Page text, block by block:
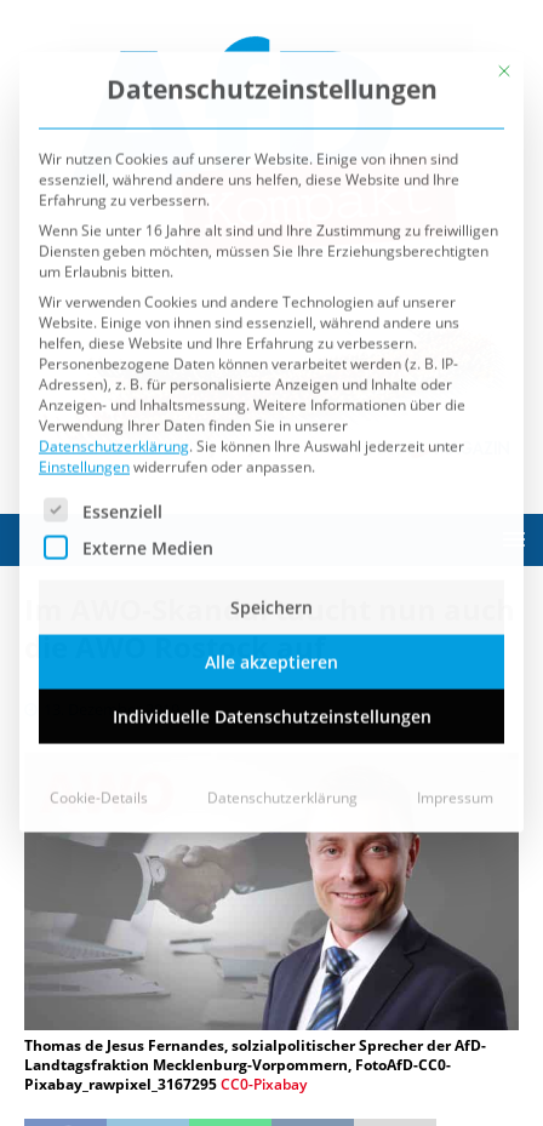
Im AWO-Skandal taucht nun auch
die AWO Rostock auf
13. Dezember 2019
Thomas de Jesus Fernandes, solzialpolitischer Sprecher der AfD-
Landtagsfraktion Mecklenburg-Vorpommern, FotoAfD-CC0-
Pixabay_rawpixel_3167295CC0-Pixabay
Datenschutzeinstellungen
Wir nutzen Cookies auf unserer Website. Einige von ihnen sind
Erfahrung zu verbessern.
Wenn Sie unter 16 Jahre alt sind und Ihre Zustimmung zu freiwilligen
um Erlaubnis bitten.
Wir verwenden Cookies und andere Technologien auf unserer
helfen, diese Website und Ihre Erfahrung zu verbessern.
Personenbezogene Daten können verarbeitet werden (z. B. IP-
Adressen), z. B. für personalisierte Anzeigen und Inhalte oder
Anzeigen- und Inhaltsmessung.Weitere Informationen über die
Verwendung Ihrer Daten finden Sie in unserer
Datenschutzerklärung.Sie können Ihre Auswahl jederzeit unter
Einstellungenwiderrufen oder anpassen.
Es folgt eine Liste der Service-Gruppen, für die eine
Essenziell
Externe Medien
Alle akzeptieren
Individuelle Datenschutzeinstellungen